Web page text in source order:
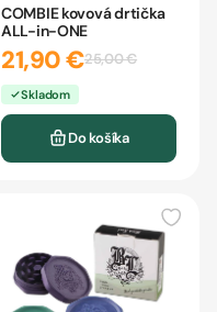
COMBIE kovová drtička
ALL-in-ONE
21,90 €25,00 €
Skladom
Do košíka